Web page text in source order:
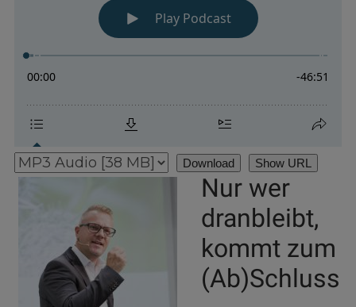
Download Show URL
Nur wer
dranbleibt,
kommt zum
(Ab)Schluss